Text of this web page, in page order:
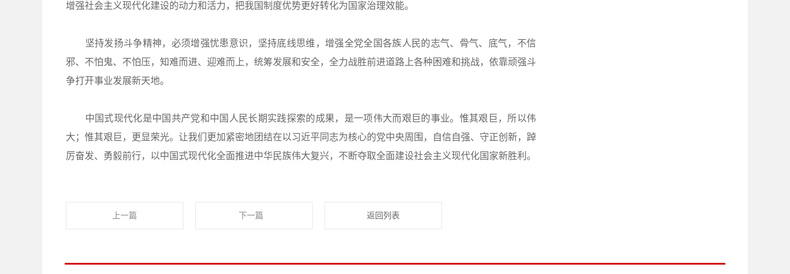
增强社会主义现代化建设的动力和活力，把我国制度优势更好转化为国家治理效能。
坚持发扬斗争精神，必须增强忧患意识，坚持底线思维，增强全党全国各族人民的志气、骨气、底气，不信
邪、不怕鬼、不怕压，知难而进、迎难而上，统筹发展和安全，全力战胜前进道路上各种困难和挑战，依靠顽强斗
争打开事业发展新天地。
中国式现代化是中国共产党和中国人民长期实践探索的成果，是一项伟大而艰巨的事业。惟其艰巨，所以伟
大；惟其艰巨，更显荣光。让我们更加紧密地团结在以习近平同志为核心的党中央周围，自信自强、守正创新，踔
厉奋发、勇毅前行，以中国式现代化全面推进中华民族伟大复兴，不断夺取全面建设社会主义现代化国家新胜利。
上一篇 下一篇 返回列表